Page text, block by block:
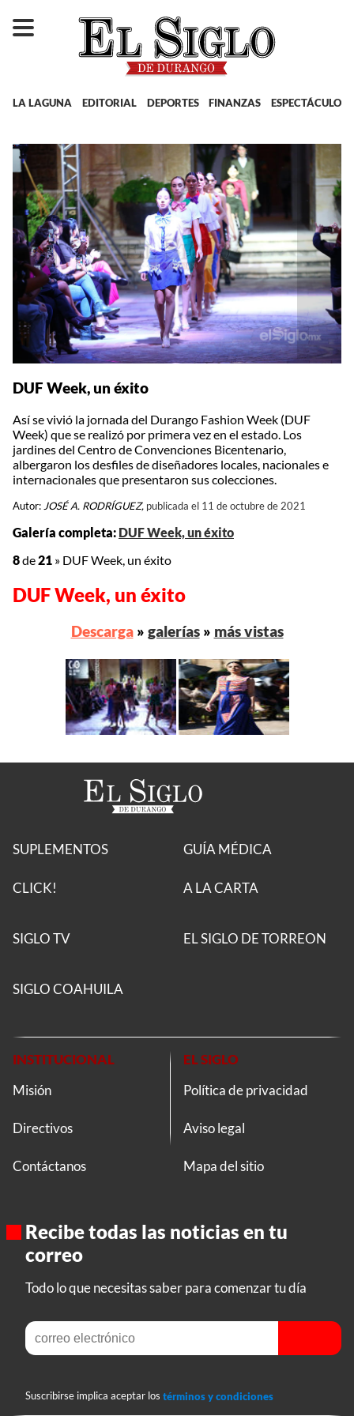
LA LAGUNA EDITORIAL DEPORTES FINANZAS ESPECTÁCULOS
DUF Week, un éxito
Así se vivió la jornada del Durango Fashion Week (DUF
Week) que se realizó por primera vez en el estado. Los
jardines del Centro de Convenciones Bicentenario,
albergaron los desfiles de diseñadores locales, nacionales e
internacionales que presentaron sus colecciones.
Autor: JOSÉ A. RODRÍGUEZ, publicada el 11 de octubre de 2021
Galería completa: DUF Week, un éxito
8de21 » DUF Week, un éxito
DUF Week, un éxito
Descarga» galerías» más vistas
SUPLEMENTOS
CLICK!
GUÍA MÉDICA
A LA CARTA
SIGLO TV EL SIGLO DE TORREON
SIGLO COAHUILA
INSTITUCIONAL
Misión
Directivos
Contáctanos
EL SIGLO
Política de privacidad
Aviso legal
Mapa del sitio
Recibe todas las noticias en tu
correo
Todo lo que necesitas saber para comenzar tu día
Suscribirse implica aceptar los términos y condiciones